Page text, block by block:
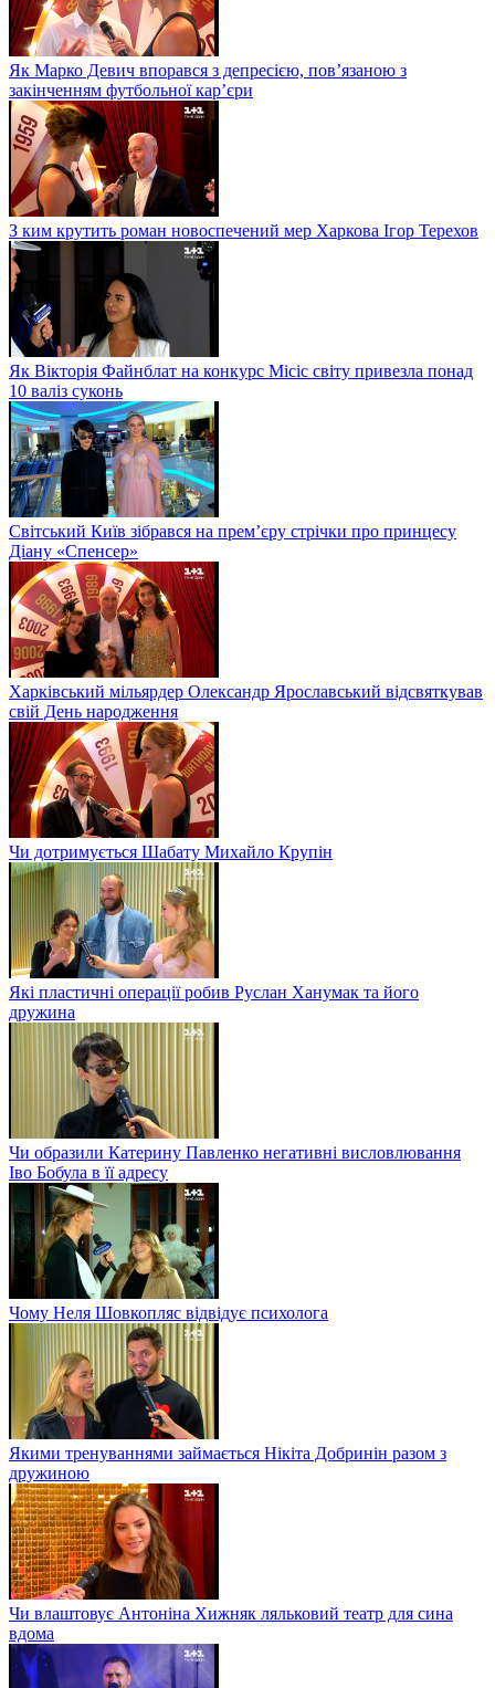
Як Марко Девич впорався з депресією, пов’язаною з
закінченням футбольної кар’єри
З ким крутить роман новоспечений мер Харкова Ігор Терехов
Як Вікторія Файнблат на конкурс Місіс світу привезла понад
10 валіз суконь
Світський Київ зібрався на прем’єру стрічки про принцесу
Діану «Спенсер»
Харківський мільярдер Олександр Ярославський відсвяткував
свій День народження
Чи дотримується Шабату Михайло Крупін
Які пластичні операції робив Руслан Ханумак та його
дружина
Чи образили Катерину Павленко негативні висловлювання
Іво Бобула в її адресу
Чому Неля Шовкопляс відвідує психолога
Якими тренуваннями займається Нікіта Добринін разом з
дружиною
Чи влаштовує Антоніна Хижняк ляльковий театр для сина
вдома